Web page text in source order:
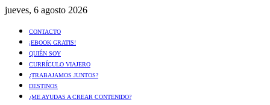
jueves, 6 agosto 2026
CONTACTO
¡EBOOK GRATIS!
QUIÉN SOY
CURRÍCULO VIAJERO
¿TRABAJAMOS JUNTOS?
DESTINOS
¿ME AYUDAS A CREAR CONTENIDO?